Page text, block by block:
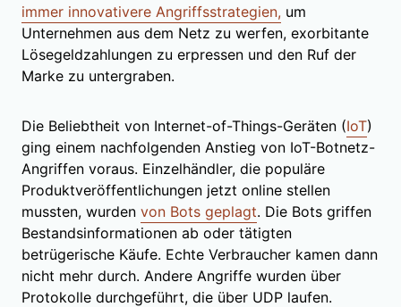
immer innovativere Angriffsstrategien, um
Unternehmen aus dem Netz zu werfen, exorbitante
Lösegeldzahlungen zu erpressen und den Ruf der
Marke zu untergraben.
Die Beliebtheit von Internet-of-Things-Geräten (IoT)
ging einem nachfolgenden Anstieg von IoT-Botnetz-
Angriffen voraus. Einzelhändler, die populäre
Produktveröffentlichungen jetzt online stellen
mussten, wurden von Bots geplagt. Die Bots griffen
Bestandsinformationen ab oder tätigten
betrügerische Käufe. Echte Verbraucher kamen dann
nicht mehr durch. Andere Angriffe wurden über
Protokolle durchgeführt, die über UDP laufen.